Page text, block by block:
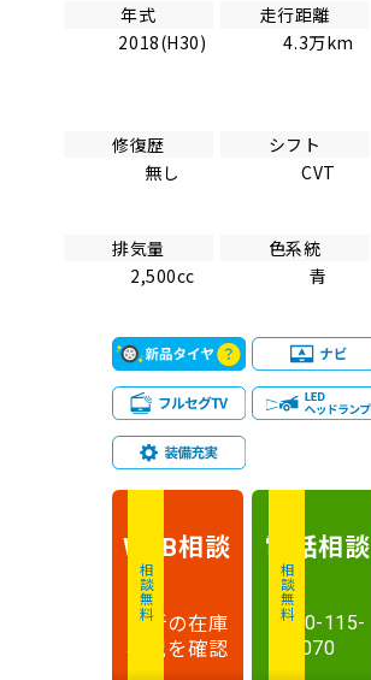
年式
2018(H30)
走行距離
4.3万km
修復歴
無し
シフト
CVT
排気量
2,500cc
色系統
青
相談無料
WEB相談
最新の在庫
状況を確認
相談無料
電話相談
0120-115-
070